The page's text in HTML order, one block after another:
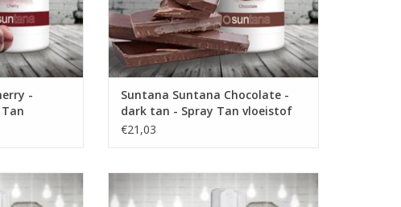
-
Suntana Suntana Chocolate -
dark tan - Spray Tan vloeistof
€21,03
Mousse
Suntana Selftan zelfbruinende Mousse